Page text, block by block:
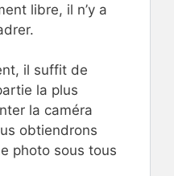
libre, il n’y a
il suffit de
la plus
la caméra
obtiendrons
photo sous tous